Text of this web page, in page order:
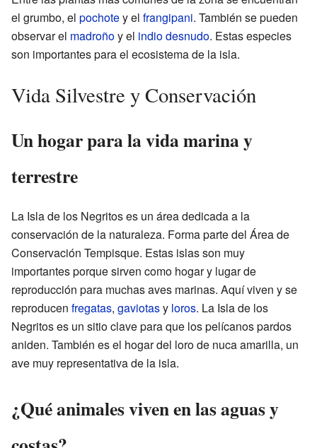
el grumbo, el pochotey el frangipani. También se pueden
observar el madroñoy el indio desnudo. Estas especies
son importantes para el ecosistema de la isla.
Vida Silvestre y Conservación
Un hogar para la vida marina y
terrestre
La Isla de los Negritos es un área dedicada a la
conservación de la naturaleza. Forma parte del Área de
Conservación Tempisque. Estas islas son muy
importantes porque sirven como hogar y lugar de
reproducción para muchas aves marinas. Aquí viven y se
reproducen fregatas, gaviotasy loros. La Isla de los
Negritos es un sitio clave para que los pelícanos pardos
aniden. También es el hogar del loro de nuca amarilla, un
ave muy representativa de la isla.
¿Qué animales viven en las aguas y